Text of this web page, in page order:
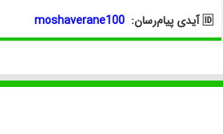
🆔 آیدی پیام‌رسان:
moshaverane100